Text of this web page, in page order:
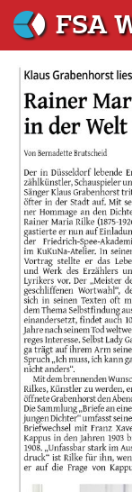
FSA